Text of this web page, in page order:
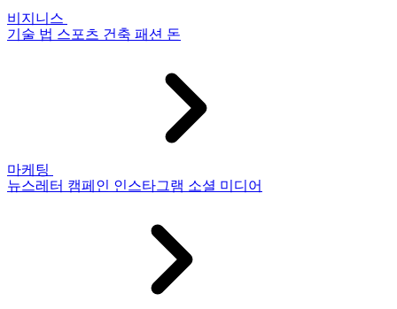
비지니스
기술 법 스포츠 건축 패션 돈
마케팅
뉴스레터 캠페인 인스타그램 소셜 미디어